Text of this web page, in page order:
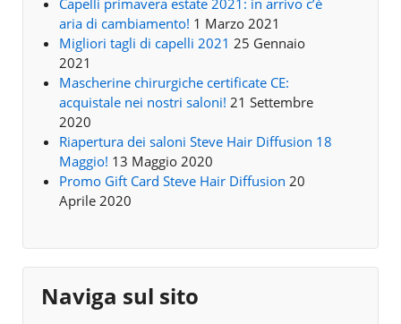
aria di cambiamento! 1 Marzo 2021
Migliori tagli di capelli 2021 25 Gennaio
2021
Mascherine chirurgiche certificate CE:
acquistale nei nostri saloni! 21 Settembre
2020
Riapertura dei saloni Steve Hair Diffusion 18
Maggio! 13 Maggio 2020
Promo Gift Card Steve Hair Diffusion 20
Aprile 2020
Naviga sul sito